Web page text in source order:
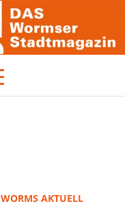
WORMS AKTUELL